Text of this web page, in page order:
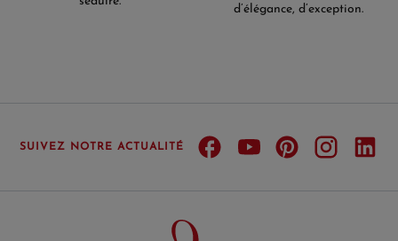
d’élégance, d’exception.
SUIVEZ NOTRE ACTUALITÉ